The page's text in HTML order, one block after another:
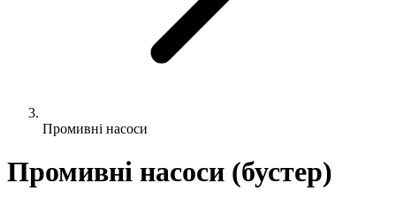
Промивні насоси
Промивні насоси (бустер)